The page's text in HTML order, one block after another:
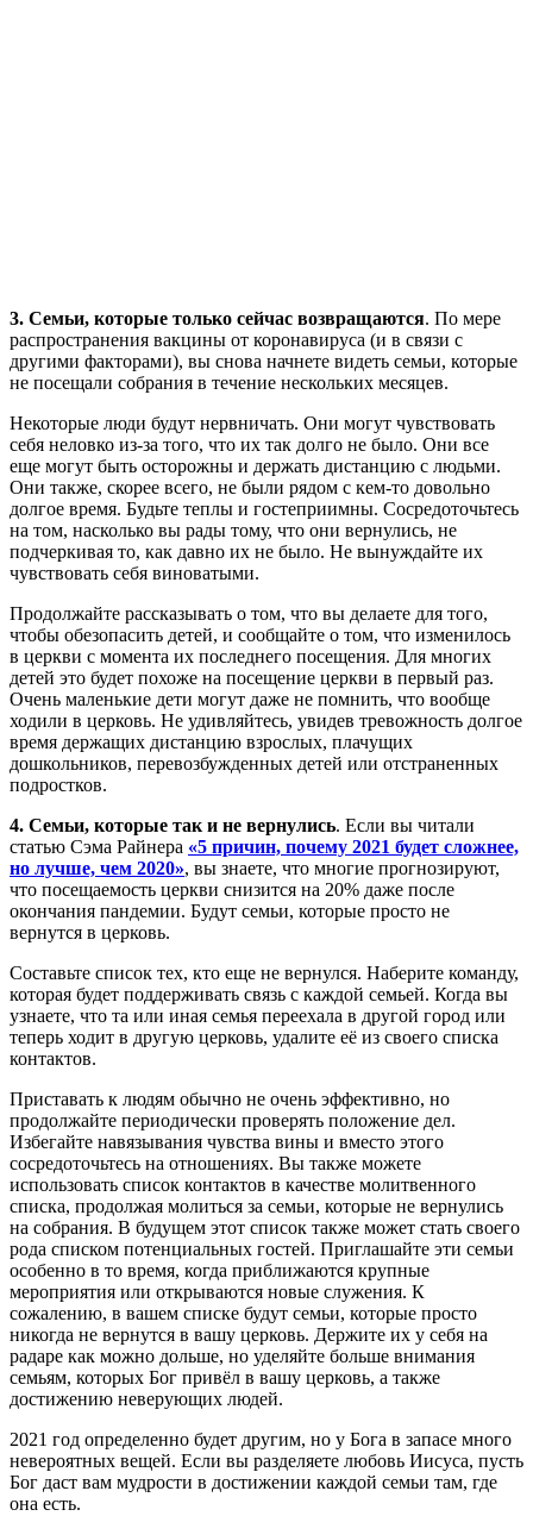
3. Семьи, которые только сейчас возвращаются. По мере
распространения вакцины от коронавируса (и в связи с
другими факторами), вы снова начнете видеть семьи, которые
не посещали собрания в течение нескольких месяцев.
Некоторые люди будут нервничать. Они могут чувствовать
себя неловко из-за того, что их так долго не было. Они все
еще могут быть осторожны и держать дистанцию с людьми.
Они также, скорее всего, не были рядом с кем-то довольно
долгое время. Будьте теплы и гостеприимны. Сосредоточьтесь
на том, насколько вы рады тому, что они вернулись, не
подчеркивая то, как давно их не было. Не вынуждайте их
чувствовать себя виноватыми.
Продолжайте рассказывать о том, что вы делаете для того,
чтобы обезопасить детей, и сообщайте о том, что изменилось
в церкви с момента их последнего посещения. Для многих
детей это будет похоже на посещение церкви в первый раз.
Очень маленькие дети могут даже не помнить, что вообще
ходили в церковь. Не удивляйтесь, увидев тревожность долгое
время держащих дистанцию взрослых, плачущих
дошкольников, перевозбужденных детей или отстраненных
подростков.
4. Семьи, которые так и не вернулись. Если вы читали
статью Сэма Райнера «5 причин, почему 2021 будет сложнее,
но лучше, чем 2020», вы знаете, что многие прогнозируют,
что посещаемость церкви снизится на 20% даже после
окончания пандемии. Будут семьи, которые просто не
вернутся в церковь.
Составьте список тех, кто еще не вернулся. Наберите команду,
которая будет поддерживать связь с каждой семьей. Когда вы
узнаете, что та или иная семья переехала в другой город или
теперь ходит в другую церковь, удалите её из своего списка
контактов.
Приставать к людям обычно не очень эффективно, но
продолжайте периодически проверять положение дел.
Избегайте навязывания чувства вины и вместо этого
сосредоточьтесь на отношениях. Вы также можете
использовать список контактов в качестве молитвенного
списка, продолжая молиться за семьи, которые не вернулись
на собрания. В будущем этот список также может стать своего
рода списком потенциальных гостей. Приглашайте эти семьи
особенно в то время, когда приближаются крупные
мероприятия или открываются новые служения. К
сожалению, в вашем списке будут семьи, которые просто
никогда не вернутся в вашу церковь. Держите их у себя на
радаре как можно дольше, но уделяйте больше внимания
семьям, которых Бог привёл в вашу церковь, а также
достижению неверующих людей.
2021 год определенно будет другим, но у Бога в запасе много
невероятных вещей. Если вы разделяете любовь Иисуса, пусть
Бог даст вам мудрости в достижении каждой семьи там, где
она есть.